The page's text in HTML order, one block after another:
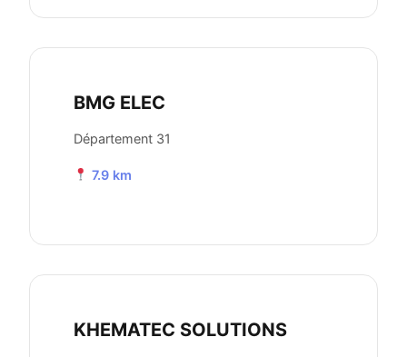
BMG ELEC
Département 31
7.9 km
KHEMATEC SOLUTIONS